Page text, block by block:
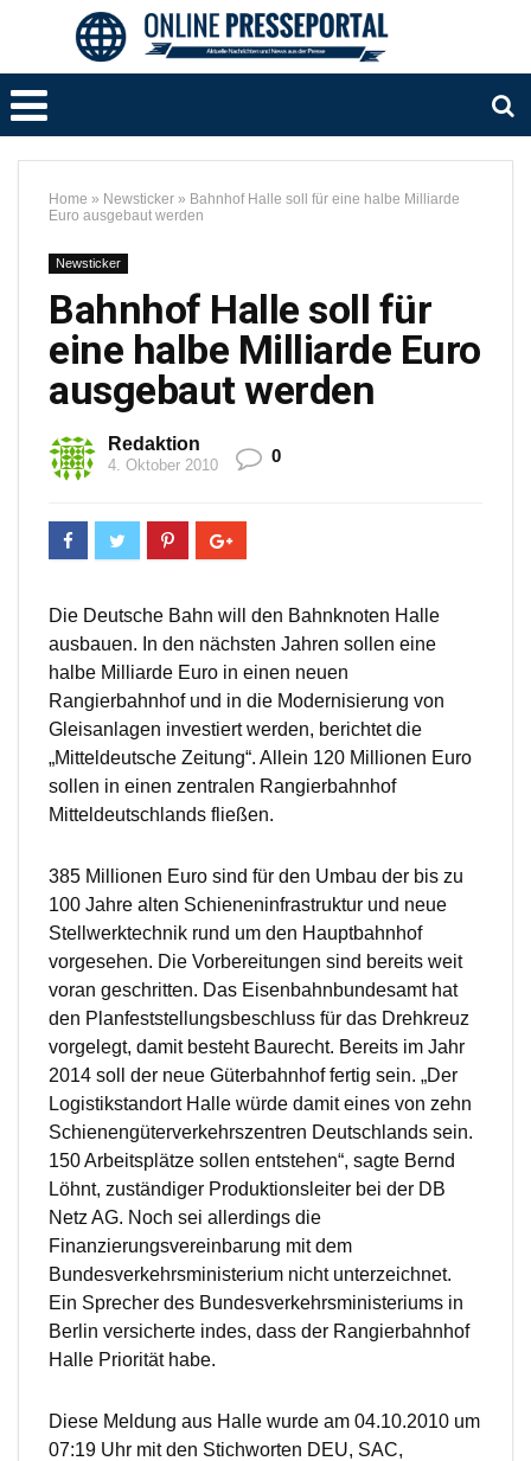
Home » Newsticker » Bahnhof Halle soll für eine halbe Milliarde
Euro ausgebaut werden
Newsticker
Bahnhof Halle soll für
eine halbe Milliarde Euro
ausgebaut werden
Redaktion
4. Oktober 2010 0
Die Deutsche Bahn will den Bahnknoten Halle
ausbauen. In den nächsten Jahren sollen eine
halbe Milliarde Euro in einen neuen
Rangierbahnhof und in die Modernisierung von
Gleisanlagen investiert werden, berichtet die
„Mitteldeutsche Zeitung“. Allein 120 Millionen Euro
sollen in einen zentralen Rangierbahnhof
Mitteldeutschlands fließen.
385 Millionen Euro sind für den Umbau der bis zu
100 Jahre alten Schieneninfrastruktur und neue
Stellwerktechnik rund um den Hauptbahnhof
vorgesehen. Die Vorbereitungen sind bereits weit
voran geschritten. Das Eisenbahnbundesamt hat
den Planfeststellungsbeschluss für das Drehkreuz
vorgelegt, damit besteht Baurecht. Bereits im Jahr
2014 soll der neue Güterbahnhof fertig sein. „Der
Logistikstandort Halle würde damit eines von zehn
Schienengüterverkehrszentren Deutschlands sein.
150 Arbeitsplätze sollen entstehen“, sagte Bernd
Löhnt, zuständiger Produktionsleiter bei der DB
Netz AG. Noch sei allerdings die
Finanzierungsvereinbarung mit dem
Bundesverkehrsministerium nicht unterzeichnet.
Ein Sprecher des Bundesverkehrsministeriums in
Berlin versicherte indes, dass der Rangierbahnhof
Halle Priorität habe.
Diese Meldung aus Halle wurde am 04.10.2010 um
07:19 Uhr mit den Stichworten DEU, SAC,